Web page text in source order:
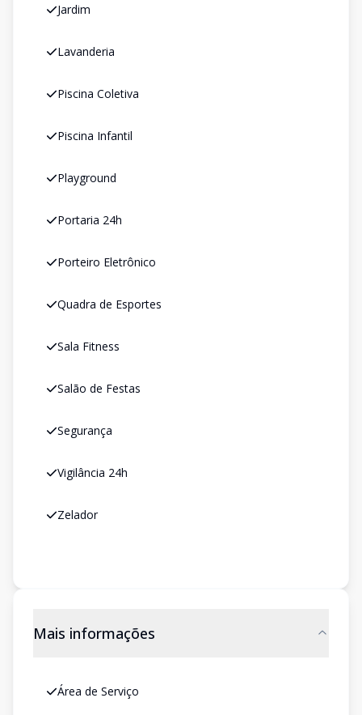
Jardim
Lavanderia
Piscina Coletiva
Piscina Infantil
Playground
Portaria 24h
Porteiro Eletrônico
Quadra de Esportes
Sala Fitness
Salão de Festas
Segurança
Vigilância 24h
Zelador
Mais informações
Área de Serviço